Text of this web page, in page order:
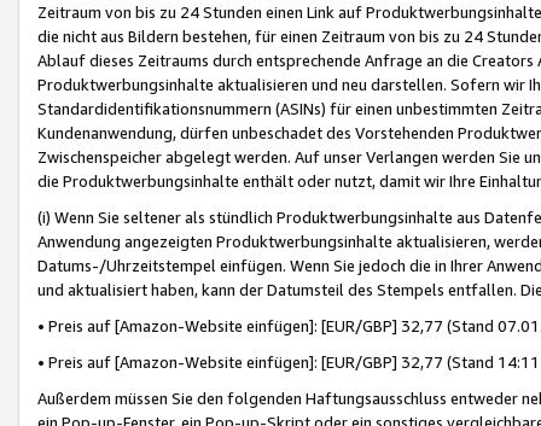
Zeitraum von bis zu 24 Stunden einen Link auf
die nicht aus Bildern bestehen, für einen Zeitraum von bis zu 24
Ablauf dieses Zeitraums durch entsprechende Anfrage an die
Produktwerbungsinhalte aktualisieren und neu darstellen. Sofern wir
Standardidentifikationsnummern (ASINs) für einen unbestimmten
Kundenanwendung, dürfen unbeschadet des Vorstehenden
Zwischenspeicher abgelegt werden. Auf unser Verlangen werden Sie
die Produktwerbungsinhalte enthält oder nutzt, damit wir Ihre
(i) Wenn Sie seltener als stündlich Produktwerbungsinhalte aus
Anwendung angezeigten Produktwerbungsinhalte aktualisieren,
Datums-/Uhrzeitstempel einfügen. Wenn Sie jedoch die in Ihrer
und aktualisiert haben, kann der Datumsteil des Stempels entfallen.
• Preis auf [Amazon-Website einfügen]: [EUR/GBP] 32,77 (Stand
• Preis auf [Amazon-Website einfügen]: [EUR/GBP] 32,77 (Stand
Außerdem müssen Sie den folgenden Haftungsausschluss entweder
ein Pop-up-Fenster, ein Pop-up-Skript oder ein sonstiges